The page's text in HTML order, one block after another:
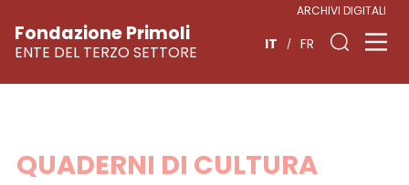
Vai
Fondazione Primoli
ENTE DEL TERZO SETTORE
ARCHIVI DIGITALI
IT FR
QUADERNI DI CULTURA